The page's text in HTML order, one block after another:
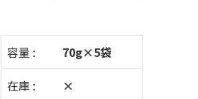
容量 :
70g×5袋
在庫 :
×